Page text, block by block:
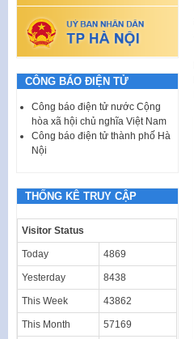
CÔNG BÁO ĐIỆN TỬ
Công báo điện tử nước Cộng
hòa xã hội chủ nghĩa Việt Nam
Công báo điện tử thành phố Hà
Nội
THỐNG KÊ TRUY CẬP
Visitor Status
Today 4869
Yesterday 8438
This Week 43862
This Month 57169